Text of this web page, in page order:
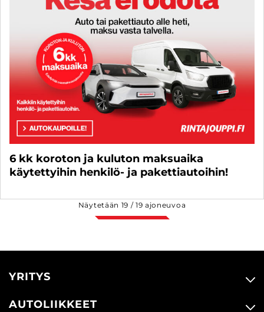
6 kk koroton ja kuluton maksuaika
käytettyihin henkilö- ja pakettiautoihin!
Näytetään 19 /19 ajoneuvoa
YRITYS
AUTOLIIKKEET